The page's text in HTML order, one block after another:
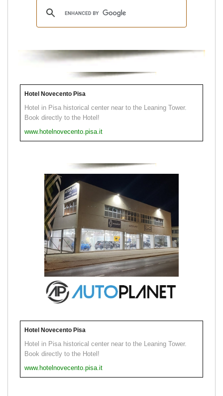
Hotel Novecento Pisa
Hotel in Pisa historical center near to the Leaning Tower.
Book directly to the Hotel!
www.hotelnovecento.pisa.it
Hotel Novecento Pisa
Hotel in Pisa historical center near to the Leaning Tower.
Book directly to the Hotel!
www.hotelnovecento.pisa.it